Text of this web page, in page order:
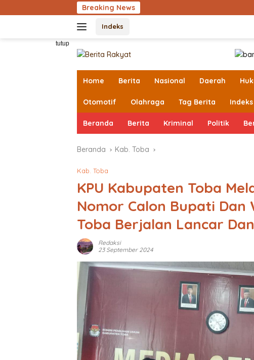
ke
Breaking News Kejaksaan
Indeks
tutup
Home Berita Nasional Daerah
Otomotif Olahraga Tag Berita Indeks
Beranda Berita Kriminal Politik
Beranda Kab. Toba
Kab. Toba
KPU Kabupaten Toba
Nomor Calon Bupati
Toba Berjalan Lancar
Redaksi
23 September 2024